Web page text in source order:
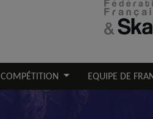
COMPÉTITION EQUIPE DE